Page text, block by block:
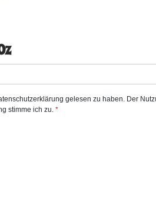
gelesen zu haben. Der
stimme ich zu.